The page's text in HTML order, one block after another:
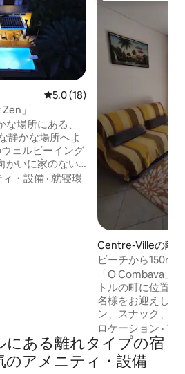
レビュー18件、5つ星中5.0つ
5.0 (18)
」
場所にある、
静かな場所へよ
ェルビーイング
かいに家のない
泊施設は、プー
クスするため
ィ・設備 · 就寝環
Centre-Villeの離
ビーチから150m
「O Combava」
トルの町に位置
名様をお迎えしま
ン、スナック、バ
ットがあります）
内 キッチン、エ
イタリアンシャ
洗濯機、独立し
ロケーション · ア
にある離れタイプの宿
のアメニティ・設備